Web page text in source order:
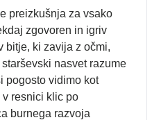
preizkušnja za vsako
zgovoren in igriv
bitje, ki zavija z očmi,
nasvet razume
pogosto vidimo kot
v resnici klic po
burnega razvoja